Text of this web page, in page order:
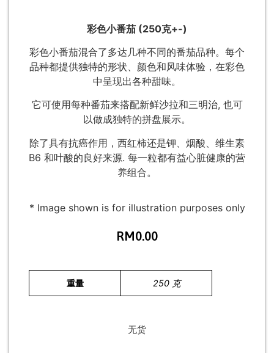
彩色小番茄 (250克+-)
彩色小番茄混合了多达几种不同的番茄品种。每个
品种都提供独特的形状、颜色和风味体验，在彩色
中呈现出各种甜味。
它可使用每种番茄来搭配新鲜沙拉和三明治, 也可
以做成独特的拼盘展示。
除了具有抗癌作用，西红柿还是钾、烟酸、维生素
B6 和叶酸的良好来源. 每一粒都有益心脏健康的营
养组合。
* Image shown is for illustration purposes only
RM0.00
重量 250 克
无货